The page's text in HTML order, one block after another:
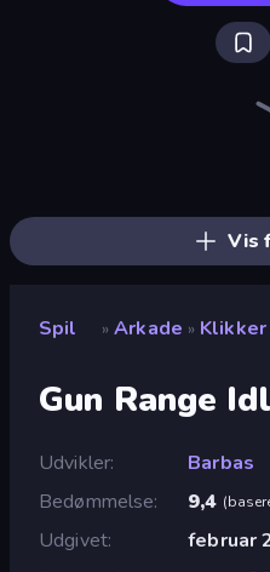
Vis
Spil » Arkade » Klikker
Gun Range
Udvikler
Barbas
Bedømmelse
9,4 (
Udgivet
februar